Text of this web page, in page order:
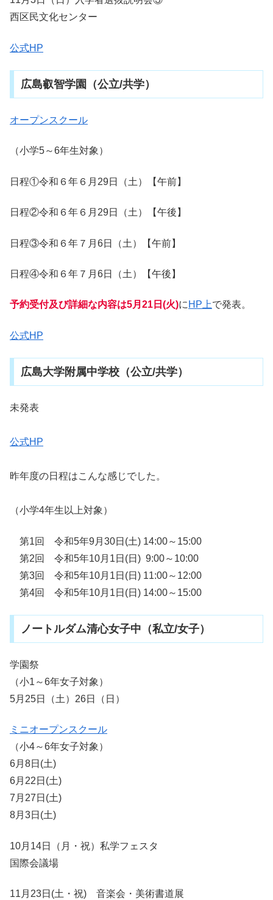
西区民文化センター
公式HP
広島叡智学園（公立/共学）
オープンスクール
（小学5～6年生対象）
日程①令和６年６月29日（土）【午前】
日程②令和６年６月29日（土）【午後】
日程③令和６年７月6日（土）【午前】
日程④令和６年７月6日（土）【午後】
予約受付及び詳細な内容は5月21日(火)にHP上で発表。
公式HP
広島大学附属中学校（公立/共学）
未発表
公式HP
昨年度の日程はこんな感じでした。
（小学4年生以上対象）
第1回 令和5年9月30日(土) 14:00～15:00
第2回 令和5年10月1日(日) 9:00～10:00
第3回 令和5年10月1日(日) 11:00～12:00
第4回 令和5年10月1日(日) 14:00～15:00
ノートルダム清心女子中（私立/女子）
学園祭
（小1～6年女子対象）
5月25日（土）26日（日）
ミニオープンスクール
（小4～6年女子対象）
6月8日(土)
6月22日(土)
7月27日(土)
8月3日(土)
10月14日（月・祝）私学フェスタ
国際会議場
11月23日(土・祝) 音楽会・美術書道展